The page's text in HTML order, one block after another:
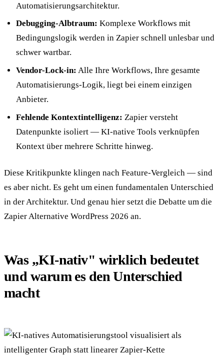
Automatisierungsarchitektur.
Debugging-Albtraum: Komplexe Workflows mit
Bedingungslogik werden in Zapier schnell unlesbar und
schwer wartbar.
Vendor-Lock-in: Alle Ihre Workflows, Ihre gesamte
Automatisierungs-Logik, liegt bei einem einzigen
Anbieter.
Fehlende Kontextintelligenz: Zapier versteht
Datenpunkte isoliert — KI-native Tools verknüpfen
Kontext über mehrere Schritte hinweg.
Diese Kritikpunkte klingen nach Feature-Vergleich — sind
es aber nicht. Es geht um einen fundamentalen Unterschied
in der Architektur. Und genau hier setzt die Debatte um die
Zapier Alternative WordPress 2026 an.
Was „KI-nativ" wirklich bedeutet
und warum es den Unterschied
macht